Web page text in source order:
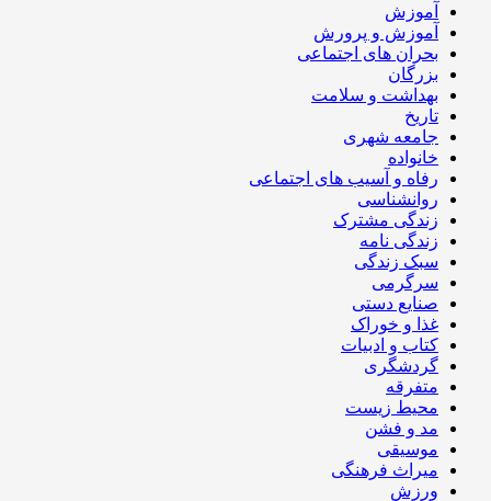
آموزش
آموزش و پرورش
بحران های اجتماعی
بزرگان
بهداشت و سلامت
تاریخ
جامعه شهری
خانواده
رفاه و آسیب های اجتماعی
روانشناسی
زندگی مشترک
زندگی نامه
سبک زندگی
سرگرمی
صنایع دستی
غذا و خوراک
کتاب و ادبیات
گردشگری
متفرقه
محیط زیست
مد و فشن
موسیقی
میراث فرهنگی
ورزش